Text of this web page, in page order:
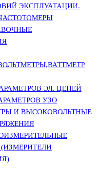
ЭКСПЛУАТАЦИИ.
ЭЛ. ЦЕПЕЙ
УЗО
И ВЫСОКОВОЛЬТНЫЕ